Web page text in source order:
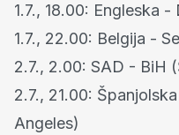
1.7., 18.00: Engleska
1.7., 22.00: Belgija -
2.7., 2.00: SAD - BiH
2.7., 21.00:
Angeles)